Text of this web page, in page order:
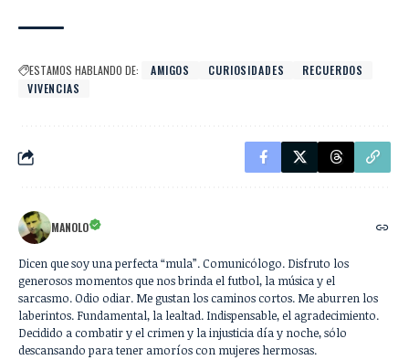
ESTAMOS HABLANDO DE: AMIGOS CURIOSIDADES
RECUERDOS
VIVENCIAS
MANOLO
Dicen que soy una perfecta “mula”. Comunicólogo. Disfruto los
generosos momentos que nos brinda el futbol, la música y el
sarcasmo. Odio odiar. Me gustan los caminos cortos. Me aburren los
laberintos. Fundamental, la lealtad. Indispensable, el agradecimiento.
Decidido a combatir y el crimen y la injusticia día y noche, sólo
descansando para tener amoríos con mujeres hermosas.